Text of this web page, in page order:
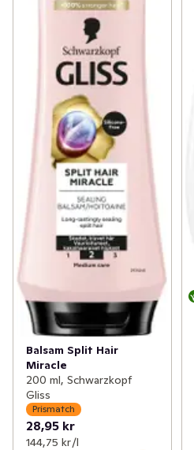
Balsam Split Hair
Miracle
200 ml, Schwarzkopf
Gliss
Prismatch
28,95 kr
144,75 kr /l